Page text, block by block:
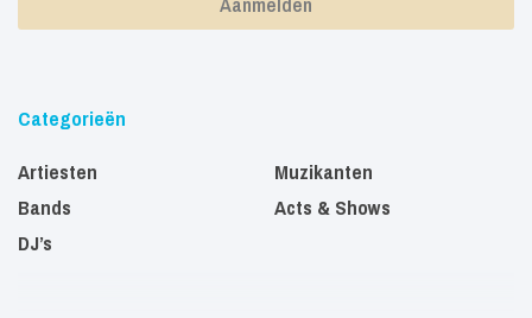
Categorieën
Artiesten
Bands
DJ’s
Muzikanten
Acts & Shows